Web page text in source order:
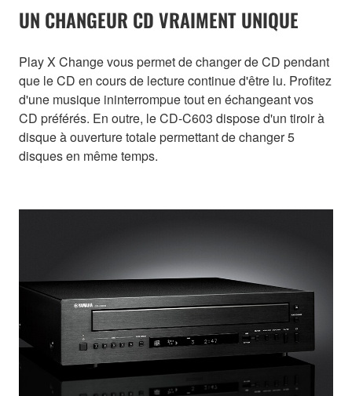
UN CHANGEUR CD VRAIMENT UNIQUE
Play X Change vous permet de changer de CD pendant
que le CD en cours de lecture continue d'être lu. Profitez
d'une musique ininterrompue tout en échangeant vos
CD préférés. En outre, le CD-C603 dispose d'un tiroir à
disque à ouverture totale permettant de changer 5
disques en même temps.